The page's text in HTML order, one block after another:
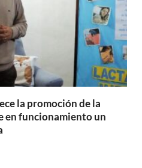
la promoción de la
en funcionamiento un